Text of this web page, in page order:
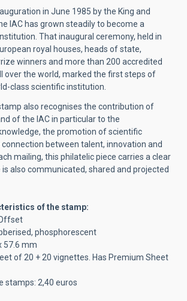
in June 1985 by the King and
IAC has grown steadily to become a
That inaugural ceremony, held in
royal houses, heads of state,
winners and more than 200 accredited
over the world, marked the first steps of
class scientific institution.
also recognises the contribution of
of the IAC in particular to the
the promotion of scientific
between talent, innovation and
mailing, this philatelic piece carries a clear
also communicated, shared and projected
of the stamp:
phosphorescent
57.6 mm
of 20 + 20 vignettes. Has Premium Sheet
stamps: 2,40 euros